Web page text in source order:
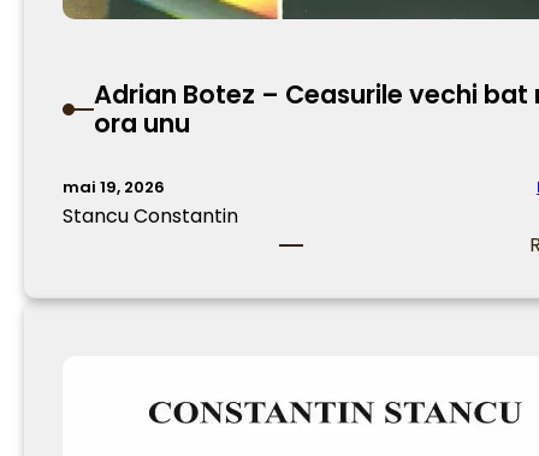
Adrian Botez – Ceasurile vechi bat
ora unu
mai 19, 2026
Stancu Constantin